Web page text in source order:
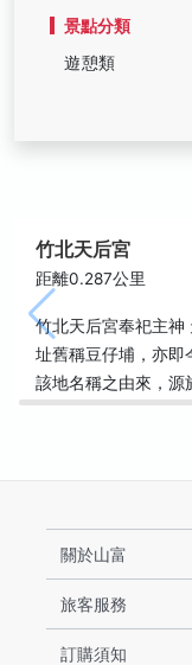
景點分類
遊憩類
竹北天后宮
距離0.287公里
竹北天后宮奉祀主神
址舊稱豆仔埔，亦即
該地名稱之由來，
關於山富
旅客服務
訂購須知